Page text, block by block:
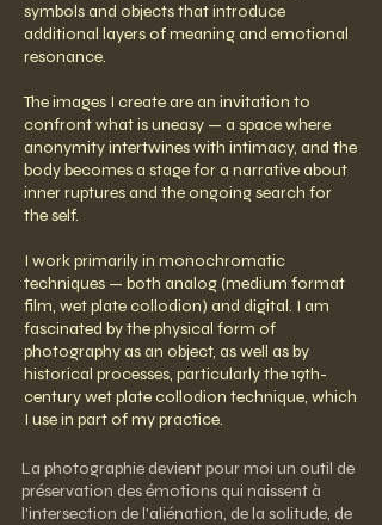
symbols and objects that introduce
additional layers of meaning and emotional
resonance.
The images I create are an invitation to
confront what is uneasy — a space where
anonymity intertwines with intimacy, and the
body becomes a stage for a narrative about
inner ruptures and the ongoing search for
the self.
I work primarily in monochromatic
techniques — both analog (medium format
film, wet plate collodion) and digital. I am
fascinated by the physical form of
photography as an object, as well as by
historical processes, particularly the 19th-
century wet plate collodion technique, which
I use in part of my practice.
La photographie devient pour moi un outil de
préservation des émotions qui naissent à
l'intersection de l'aliénation, de la solitude, de